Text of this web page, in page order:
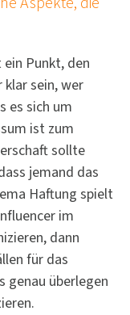
ein Punkt, den
sein, wer
es sich um
ist zum
sollte
jemand das
Haftung spielt
im
dann
für das
genau überlegen